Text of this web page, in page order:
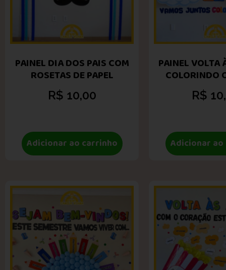
PAINEL DIA DOS PAIS COM
ROSETAS DE PAPEL
R$ 10,00
Adicionar ao carrinho
PAINEL VOLTA
COLORINDO
R$
Adicionar